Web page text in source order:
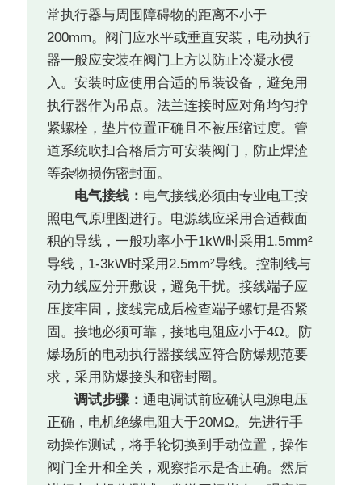
常执行器与周围障碍物的距离不小于
200mm。阀门应水平或垂直安装，电动执行
器一般应安装在阀门上方以防止冷凝水侵
入。安装时应使用合适的吊装设备，避免用
执行器作为吊点。法兰连接时应对角均匀拧
紧螺栓，垫片位置正确且不被压缩过度。管
道系统吹扫合格后方可安装阀门，防止焊渣
等杂物损伤密封面。
电气接线： 电气接线必须由专业电工按
照电气原理图进行。电源线应采用合适截面
积的导线，一般功率小于1kW时采用1.5mm²
导线，1-3kW时采用2.5mm²导线。控制线与
动力线应分开敷设，避免干扰。接线端子应
压接牢固，接线完成后检查端子螺钉是否紧
固。接地必须可靠，接地电阻应小于4Ω。防
爆场所的电动执行器接线应符合防爆规范要
求，采用防爆接头和密封圈。
调试步骤：通电调试前应确认电源电压
正确，电机绝缘电阻大于20MΩ。先进行手
动操作测试，将手轮切换到手动位置，操作
阀门全开和全关，观察指示是否正确。然后